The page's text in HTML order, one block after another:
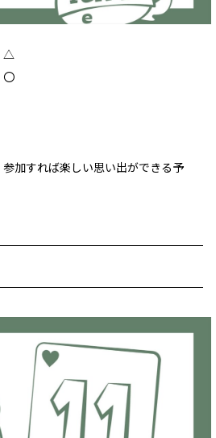
△
加すれば楽しい思い出ができる予